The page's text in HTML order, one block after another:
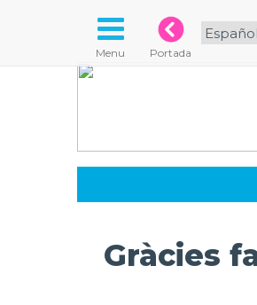
Menu Portada
Gràcies